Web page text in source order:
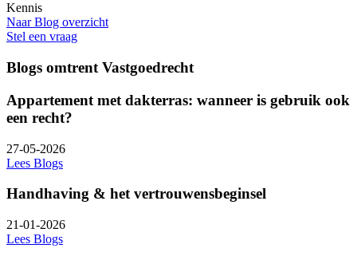
Kennis
Naar Blog overzicht
Stel een vraag
Blogs omtrent Vastgoedrecht
Appartement met dakterras: wanneer is gebruik ook
een recht?
27-05-2026
Lees Blogs
Handhaving & het vertrouwensbeginsel
21-01-2026
Lees Blogs